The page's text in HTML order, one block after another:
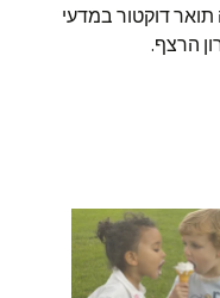
דוקטור במדעי
הרצף.